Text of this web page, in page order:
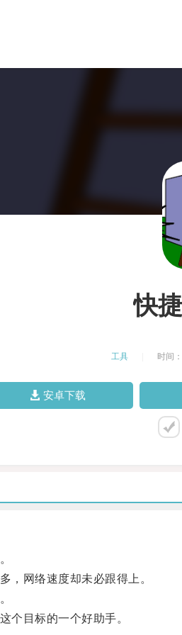
快
工具 时间
安卓下载
网络速度却未必跟得上。
目标的一个好助手。